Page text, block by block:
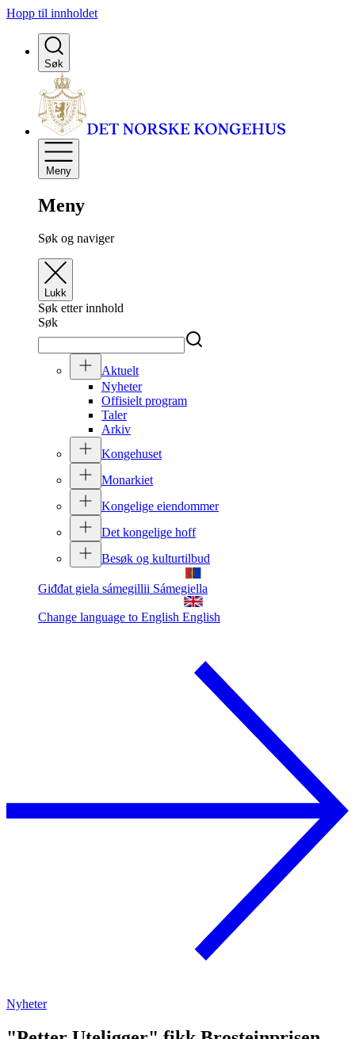
Hopp til innholdet
Søk
Meny
Meny
Søk og naviger
Lukk
Søk etter innhold
Søk
Aktuelt
Nyheter
Offisielt program
Taler
Arkiv
Kongehuset
Monarkiet
Kongelige eiendommer
Det kongelige hoff
Besøk og kulturtilbud
Giđđat giela sámegillii Sámegiella
Change language to English English
Nyheter